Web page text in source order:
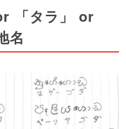
「タラ」 or
名